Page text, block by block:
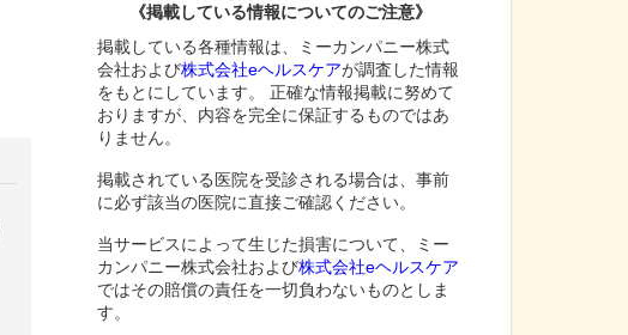
《掲載している情報についてのご注意》
掲載している各種情報は、ミーカンパニー株式
会社および株式会社eヘルスケアが調査した情報
をもとにしています。 正確な情報掲載に努めて
おりますが、内容を完全に保証するものではあ
りません。
掲載されている医院を受診される場合は、事前
に必ず該当の医院に直接ご確認ください。
当サービスによって生じた損害について、ミー
カンパニー株式会社および株式会社eヘルスケア
ではその賠償の責任を一切負わないものとしま
す。